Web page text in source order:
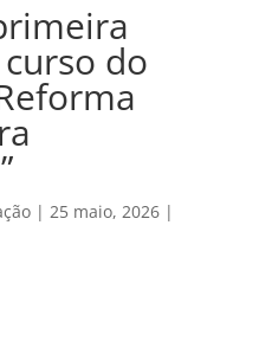
do
| 25 maio, 2026|